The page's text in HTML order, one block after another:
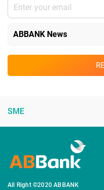
SME
All Right ©2020 ABBANK